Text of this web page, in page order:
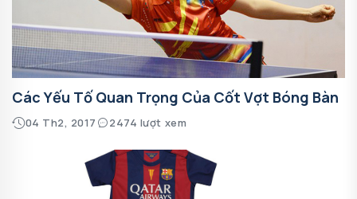
Các Yếu Tố Quan Trọng Của Cốt Vợt Bóng Bàn
04 Th2, 2017 2474 lượt xem